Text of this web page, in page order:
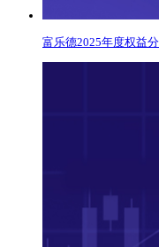
富乐德2025年度权益